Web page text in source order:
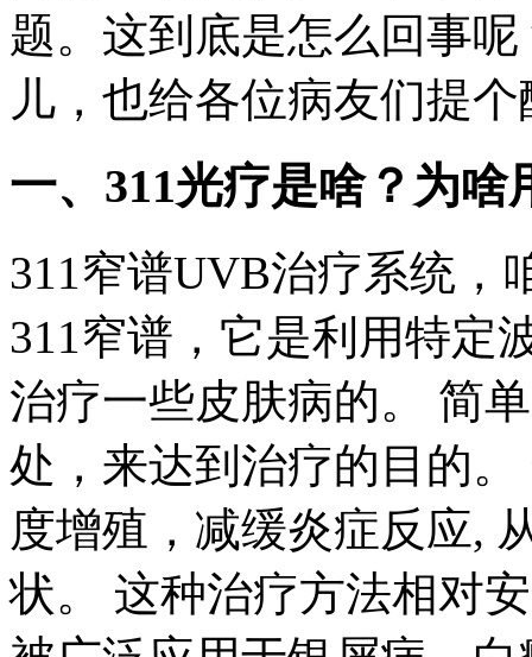
题。这到底是怎么回事
儿，也给各位病友们提
一、311光疗是啥？为啥
311窄谱UVB治疗系统，
311窄谱，它是利用特定
治疗一些皮肤病的。 简
处，来达到治疗的目的
度增殖，减缓炎症反应,
状。 这种治疗方法相对